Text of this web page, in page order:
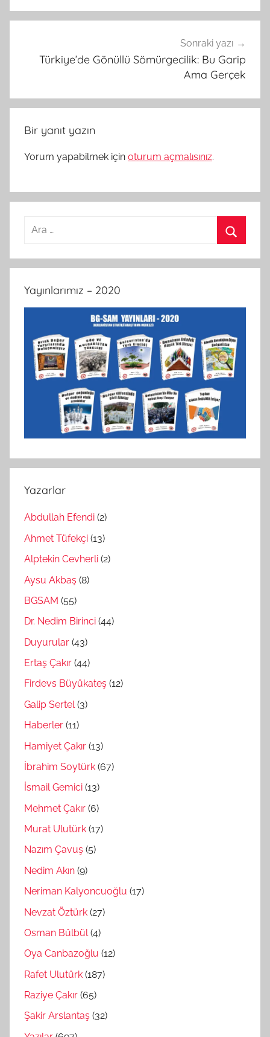
Sonraki yazı
Türkiye’de Gönüllü Sömürgecilik: Bu Garip
Ama Gerçek
Bir yanıt yazın
Yorum yapabilmek için oturum açmalısınız.
Arama:
Yayınlarımız – 2020
Yazarlar
Abdullah Efendi (2)
Ahmet Tüfekçi (13)
Alptekin Cevherli (2)
Aysu Akbaş (8)
BGSAM (55)
Dr. Nedim Birinci (44)
Duyurular (43)
Ertaş Çakır (44)
Firdevs Büyükateş (12)
Galip Sertel(3)
Haberler (11)
Hamiyet Çakır (13)
İbrahim Soytürk (67)
İsmail Gemici (13)
Mehmet Çakır (6)
Murat Ulutürk (17)
Nazım Çavuş (5)
Nedim Akın (9)
Neriman Kalyoncuoğlu (17)
Nevzat Öztürk (27)
Osman Bülbül(4)
Oya Canbazoğlu (12)
Rafet Ulutürk (187)
Raziye Çakır (65)
Şakir Arslantaş (32)